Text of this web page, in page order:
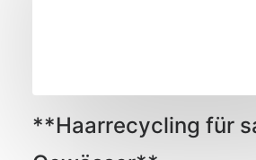
**Haarrecycling für